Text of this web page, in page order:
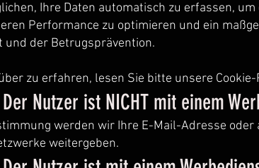
Ihre Daten automatisch zu erfassen,
Performance zu optimieren und ein
und der Betrugsprävention.
zu erfahren, lesen Sie bitte unsere
Nutzer ist NICHT mit einem
werden wir Ihre E-Mail-Adresse
weitergeben.